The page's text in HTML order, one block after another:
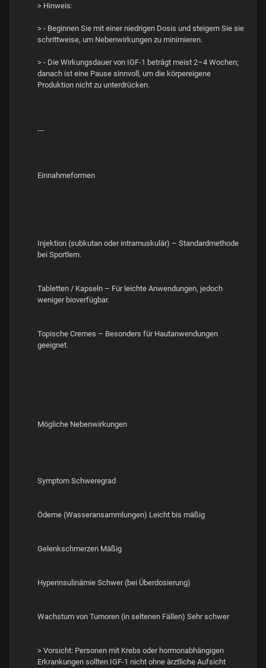
> Hinweis:
> - Beginnen Sie mit einer niedrigen Dosis und steigern Sie sie
schrittweise, um Nebenwirkungen zu minimieren.
> - Die Wirkungsdauer von IGF-1 beträgt meist 2–4 Wochen;
danach ist eine Pause sinnvoll, um die körpereigene
Produktion nicht zu unterdrücken.
---
Einnahmeformen
Injektion (subkutan oder intramuskulär) – Standardmethode
bei Sportlern.
Tabletten / Kapseln – Für leichte Anwendungen, jedoch
weniger bioverfügbar.
Topische Cremes – Besonders für Hautanwendungen
geeignet.
Mögliche Nebenwirkungen
Symptom Schweregrad
Ödeme (Wasseransammlungen) Leicht bis mäßig
Gelenkschmerzen Mäßig
Hyperinsulinämie Schwer (bei Überdosierung)
Wachstum von Tumoren (in seltenen Fällen) Sehr schwer
> Vorsicht: Personen mit Krebs oder hormonabhängigen
Erkrankungen sollten IGF-1 nicht ohne ärztliche Aufsicht